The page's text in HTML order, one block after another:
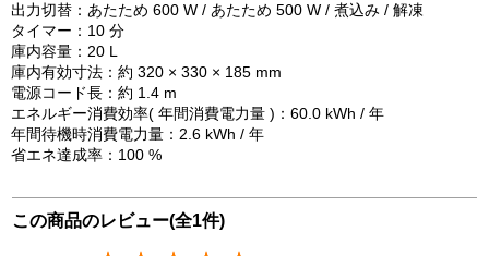
出力切替：あたため 600 W / あたため 500 W / 煮込み / 解凍
タイマー：10 分
庫内容量：20 L
庫内有効寸法：約 320 × 330 × 185 mm
電源コード長：約 1.4 m
エネルギー消費効率( 年間消費電力量 )：60.0 kWh / 年
年間待機時消費電力量：2.6 kWh / 年
省エネ達成率：100 %
この商品のレビュー(全1件)